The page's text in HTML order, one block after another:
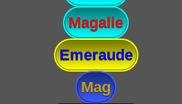
Magalie
Emeraude
Mag